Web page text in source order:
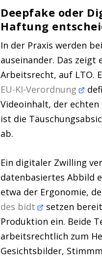
Deepfake oder
Haftung
In der Praxis werden
auseinander. Das zeigt
Arbeitsrecht, auf LTO.
EU-KI-Verordnung
Videoinhalt, der
ist die
ab.
Ein digitaler Zwilling
datenbasiertes Abbild
etwa der Ergonomie,
des bidt
setzen
Produktion ein. Beide
arbeitsrechtlich zum
Gesichtsbilder,